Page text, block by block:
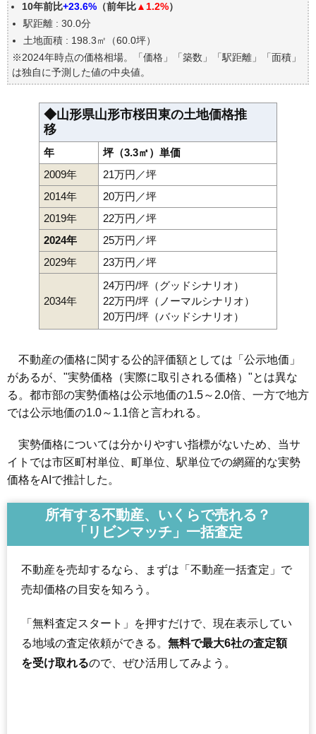
エリアの将来性を人口予想から検討しよう
自分の年収でいくらの不動産が買える？
10年前比+23.6% （前年比▲1.2%）
駅距離 : 30.0分
土地面積 : 198.3㎡（60.0坪）
※2024年時点の価格相場。「価格」「築数」「駅距離」「面積」
は独自に予測した値の中央値。
◆山形県山形市桜田東の土地価格推
移
年
坪（3.3㎡）単価
2009年
21万円／坪
2014年
20万円／坪
2019年
22万円／坪
2024年
25万円／坪
2029年
23万円／坪
2034年
24万円/坪（グッドシナリオ）
22万円/坪（ノーマルシナリオ）
20万円/坪（バッドシナリオ）
不動産の価格に関する公的評価額としては「公示地価」
があるが、"実勢価格（実際に取引される価格）"とは異な
る。都市部の実勢価格は公示地価の1.5～2.0倍、一方で地方
では公示地価の1.0～1.1倍と言われる。
実勢価格については分かりやすい指標がないため、当サ
イトでは市区町村単位、町単位、駅単位での網羅的な実勢
価格をAIで推計した。
所有する不動産、いくらで売れる？
「リビンマッチ」一括査定
不動産を売却するなら、まずは「不動産一括査定」で
売却価格の目安を知ろう。
「無料査定スタート」を押すだけで、現在表示してい
る地域の査定依頼ができる。 無料で最大6社の査定額
を受け取れるので、ぜひ活用してみよう。